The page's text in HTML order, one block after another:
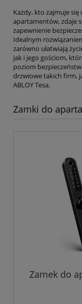
Każdy, kto zajmuje
apartamentów, zdaje
zapewnienie
Idealnym
zarówno ułatwiają
jak i jego gościom,
poziom
drzwiowe takich firm,
ABLOY Tesa.
Zamki do
Zamek do